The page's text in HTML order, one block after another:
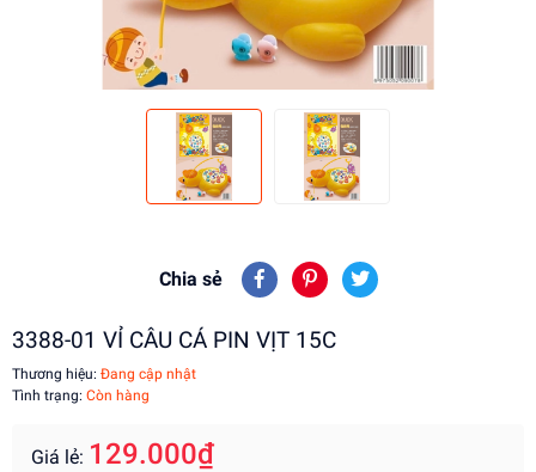
Chia sẻ
3388-01 VỈ CÂU CÁ PIN VỊT 15C
Thương hiệu: Đang cập nhật
Tình trạng: Còn hàng
Giá lẻ: 129.000₫